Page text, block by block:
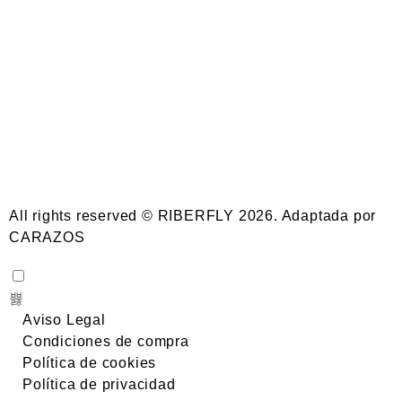
All rights reserved © RIBERFLY 2026. Adaptada por
CARAZOS
Aviso Legal
Condiciones de compra
Política de cookies
Política de privacidad